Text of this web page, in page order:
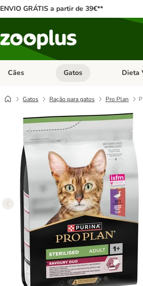
ENVIO GRÁTIS a partir de 39€**
Cães Abrir menu de categoria:
Gatos Abrir
Dieta
Gatos Ração para gatos Pro Plan